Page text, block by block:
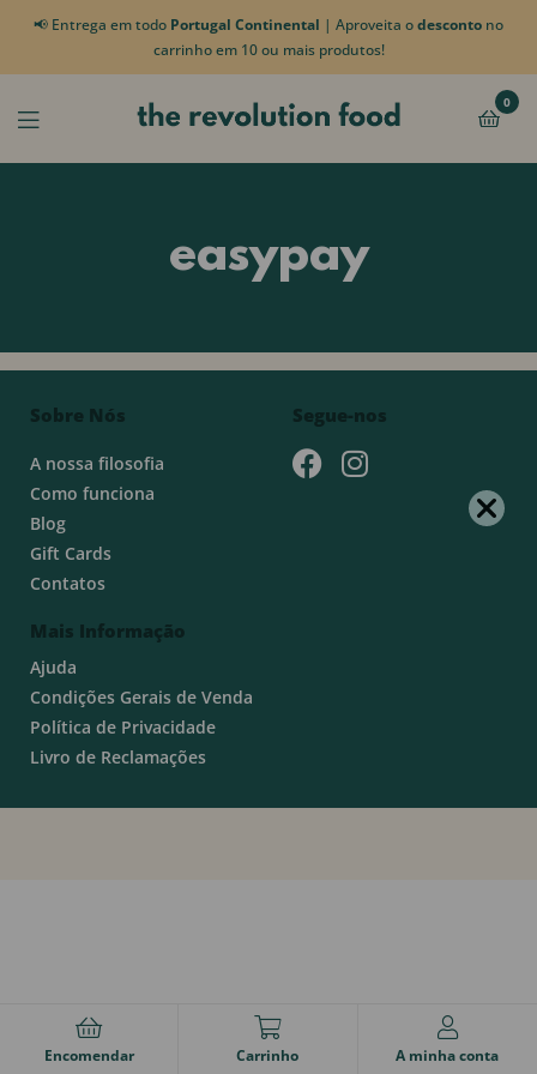
📢 Entrega em todo Portugal Continental | Aproveita odesconto no
carrinho em 10 ou mais produtos!
0
easypay
Sobre Nós
A nossa filosofia
Como funciona
Blog
Gift Cards
Contatos
Mais Informação
Ajuda
Condições Gerais de Venda
Política de Privacidade
Livro de Reclamações
Segue-nos
Encomendar Carrinho A minha conta